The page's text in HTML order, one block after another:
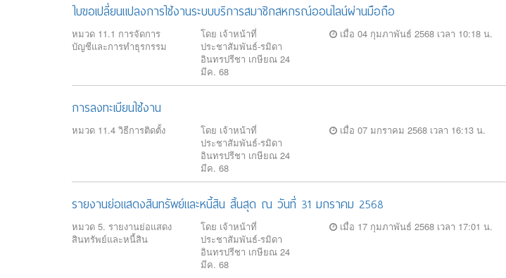
ใบขอเปลี่ยนแปลงการใช้งานระบบบริการสมาชิกสหกรณ์ออนไลน์ผ่านมือถือ
หมวด 11.1 การจัดการ
บัญชีและการทำธุรกรรม
โดย เจ้าหน้าที่
ประชาสัมพันธ์-รมิดา
อินทรปรีชา เกษียณ 24
มีค. 68
เมื่อ 04 กุมภาพันธ์ 2568 เวลา 10:18 น.
การลงทะเบียนใช้งาน
หมวด 11.4 วิธีการติดตั้ง
โดย เจ้าหน้าที่
ประชาสัมพันธ์-รมิดา
อินทรปรีชา เกษียณ 24
มีค. 68
เมื่อ 07 มกราคม 2568 เวลา 16:13 น.
รายงานย่อแสดงสินทรัพย์และหนี้สิน สิ้นสุด ณ วันที่ 31 มกราคม 2568
หมวด 5. รายงานย่อแสดง
สินทรัพย์และหนี้สิน
โดย เจ้าหน้าที่
ประชาสัมพันธ์-รมิดา
อินทรปรีชา เกษียณ 24
มีค. 68
เมื่อ 17 กุมภาพันธ์ 2568 เวลา 17:01 น.